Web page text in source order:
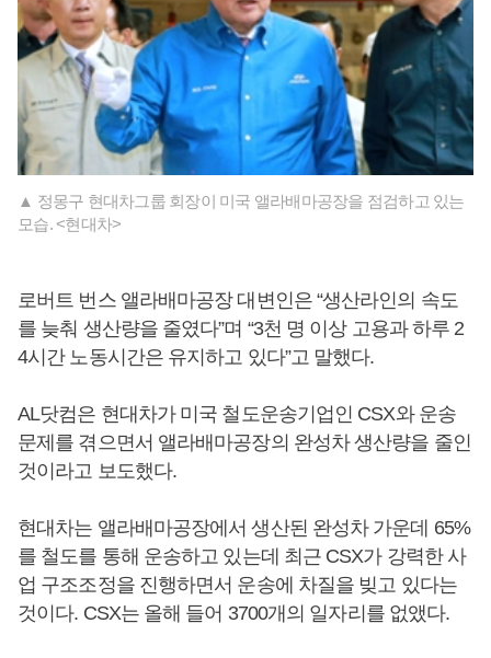
▲ 정몽구 현대차그룹 회장이 미국 앨라배마공장을 점검하고 있는
모습. <현대차>
로버트 번스 앨라배마공장 대변인은 “생산라인의 속도
를 늦춰 생산량을 줄였다”며 “3천 명 이상 고용과 하루 2
4시간 노동시간은 유지하고 있다”고 말했다.
AL닷컴은 현대차가 미국 철도운송기업인 CSX와 운송
문제를 겪으면서 앨라배마공장의 완성차 생산량을 줄인
것이라고 보도했다.
현대차는 앨라배마공장에서 생산된 완성차 가운데 65%
를 철도를 통해 운송하고 있는데 최근 CSX가 강력한 사
업 구조조정을 진행하면서 운송에 차질을 빚고 있다는
것이다. CSX는 올해 들어 3700개의 일자리를 없앴다.